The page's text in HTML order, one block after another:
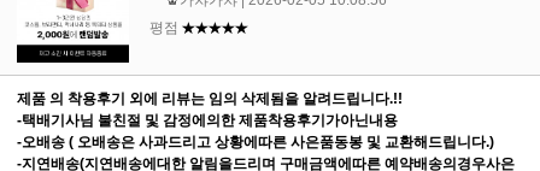
평점 ★★★★★
제품 의 착용후기 외에 리뷰는 임의 삭제됨을 알려드립니다.!!
-택배기사님 불친절 및 감정에의한 제품착용후기가아닌내용
-오배송 ( 오배송은 사과드리고 상황에따른 사은품동봉 및 교환해드립니다.)
-지연배송(지연배송에대한 알림을드리며 구매금액에따른 예약배송의경우사은